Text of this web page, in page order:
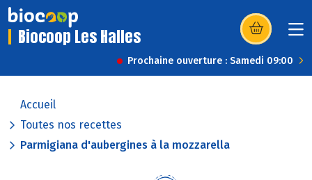
Biocoop Les Halles (s’ouvre dans
Prochaine ouverture : Samedi 09:00
Accueil
Toutes nos recettes
Parmigiana d'aubergines à la mozzarella